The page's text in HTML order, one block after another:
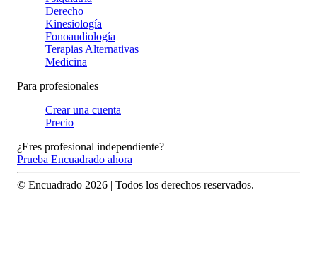
Derecho
Kinesiología
Fonoaudiología
Terapias Alternativas
Medicina
Para profesionales
Crear una cuenta
Precio
¿Eres profesional independiente?
Prueba Encuadrado ahora
© Encuadrado 2026 | Todos los derechos reservados.